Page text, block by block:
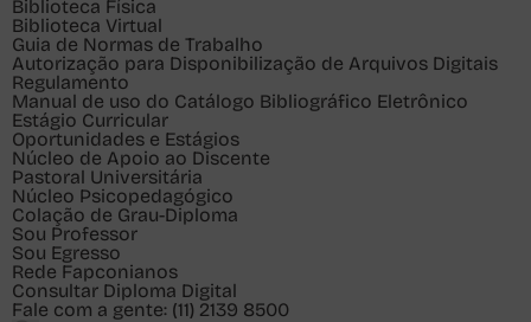
Biblioteca Física
Biblioteca Virtual
Guia de Normas de Trabalho
Autorização para Disponibilização de Arquivos Digitais
Regulamento
Manual de uso do Catálogo Bibliográfico Eletrônico
Estágio Curricular
Oportunidades e Estágios
Núcleo de Apoio ao Discente
Pastoral Universitária
Núcleo Psicopedagógico
Colação de Grau-Diploma
Sou Professor
Sou Egresso
Rede Fapconianos
Consultar Diploma Digital
Fale com a gente: (11) 2139 8500